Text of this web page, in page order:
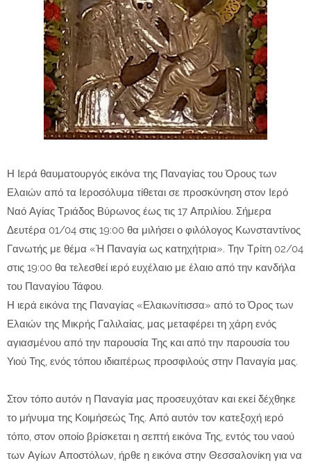
Η Ιερά θαυματουργός εικόνα της Παναγίας του Όρους των
Ελαιών από τα Ιεροσόλυμα τίθεται σε προσκύνηση στον Ιερό
Ναό Αγίας Τριάδος Βύρωνος έως τις 17 Απριλίου. Σήμερα
Δευτέρα 01/04 στις 19:00 θα μιλήσει ο φιλόλογος Κωνσταντίνος
Γανωτής με θέμα «Ἡ Παναγία ως κατηχήτρια». Την Τρίτη 02/04
στις 19:00 θα τελεσθεί ιερό ευχέλαιο με έλαιο από την κανδήλα
του Παναγίου Τάφου.
Η ιερά εικόνα της Παναγίας «Ελαιωνίτισσα» από το Όρος των
Ελαιών της Μικρής Γαλιλαίας, μας μεταφέρει τη χάρη ενός
αγιασμένου από την παρουσία Της και από την παρουσία του
Υιού Της, ενός τόπου ιδιαιτέρως προσφιλούς στην Παναγία μας.
Στον τόπο αυτόν η Παναγία μας προσευχόταν και εκεί δέχθηκε
το μήνυμα της Κοιμήσεώς Της. Από αυτόν τον κατεξοχή ιερό
τόπο, στον οποίο βρίσκεται η σεπτή εικόνα Της, εντός του ναού
των Αγίων Αποστόλων, ήρθε η εικόνα στην Θεσσαλονίκη για να